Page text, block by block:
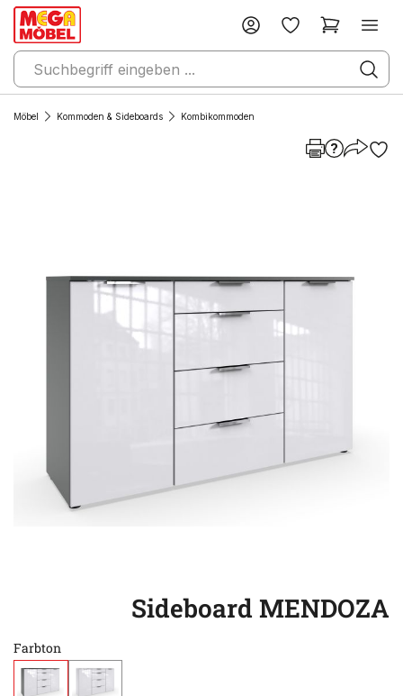
Möbel Kommoden & Sideboards Kombikommoden
Sideboard MENDOZA
Farbton